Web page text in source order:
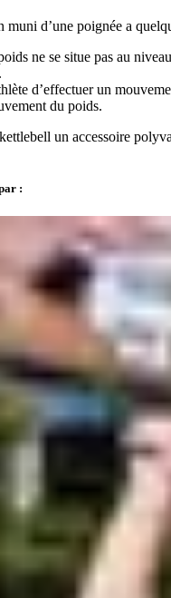
muni d’une poignée a
ne se situe pas au
d’effectuer un
du poids.
un accessoire
: